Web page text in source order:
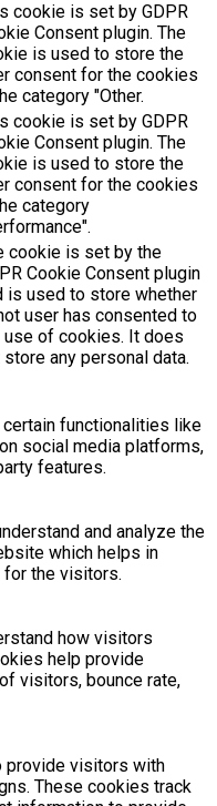
cookie is set by GDPR
Consent plugin. The
is used to store the
consent for the cookies
category "Other.
cookie is set by GDPR
Consent plugin. The
is used to store the
consent for the cookies
category
cookie is set by the
Cookie Consent plugin
is used to store whether
user has consented to
use of cookies. It does
store any personal data.
functionalities like
social media platforms,
features.
and analyze the
which helps in
the visitors.
how visitors
help provide
visitors, bounce rate,
provide visitors with
These cookies track